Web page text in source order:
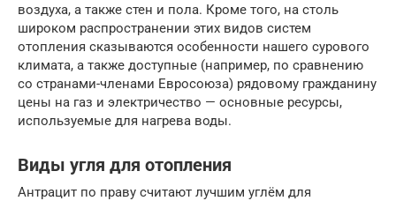
воздуха, а также стен и пола. Кроме того, на столь
широком распространении этих видов систем
отопления сказываются особенности нашего сурового
климата, а также доступные (например, по сравнению
со странами-членами Евросоюза) рядовому гражданину
цены на газ и электричество — основные ресурсы,
используемые для нагрева воды.
Виды угля для отопления
Антрацит по праву считают лучшим углём для